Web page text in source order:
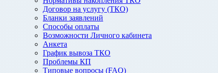
Договор на услугу (ТКО)
Бланки заявлений
Способы оплаты
Возможности Личного кабинета
Анкета
График вывоза ТКО
Проблемы КП
Типовые вопросы (FAQ)